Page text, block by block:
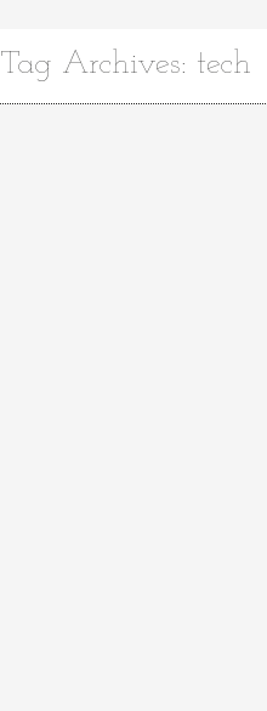
Tag Archives: tech